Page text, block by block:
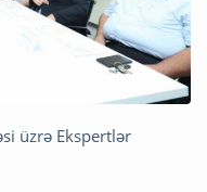
üzrə Ekspertlər